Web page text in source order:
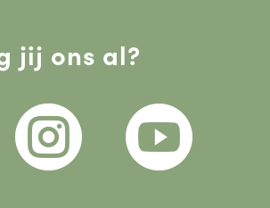
jij ons al?
 